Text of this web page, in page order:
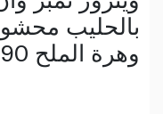
بالحليب محشو
وهرة الملح 90 غ